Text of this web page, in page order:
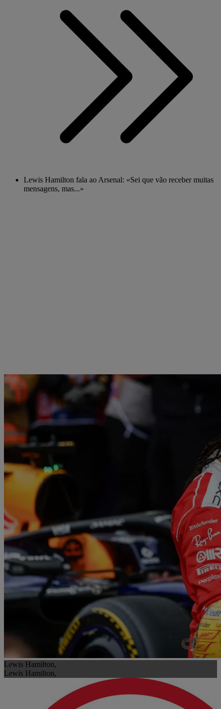
Lewis Hamilton fala ao Arsenal: «Sei que vão receber muitas
mensagens, mas...»
Lewis Hamilton,
Lewis Hamilton,